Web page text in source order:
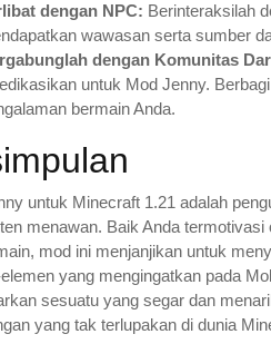
dengan NPC: Berinteraksilah
wawasan serta sumber
dengan Komunitas
untuk Mod Jenny.
bermain Anda.
untuk Minecraft 1.21 adalah
menawan. Baik Anda
mod ini menjanjikan untuk
yang mengingatkan pada
sesuatu yang segar dan
yang tak terlupakan di dunia